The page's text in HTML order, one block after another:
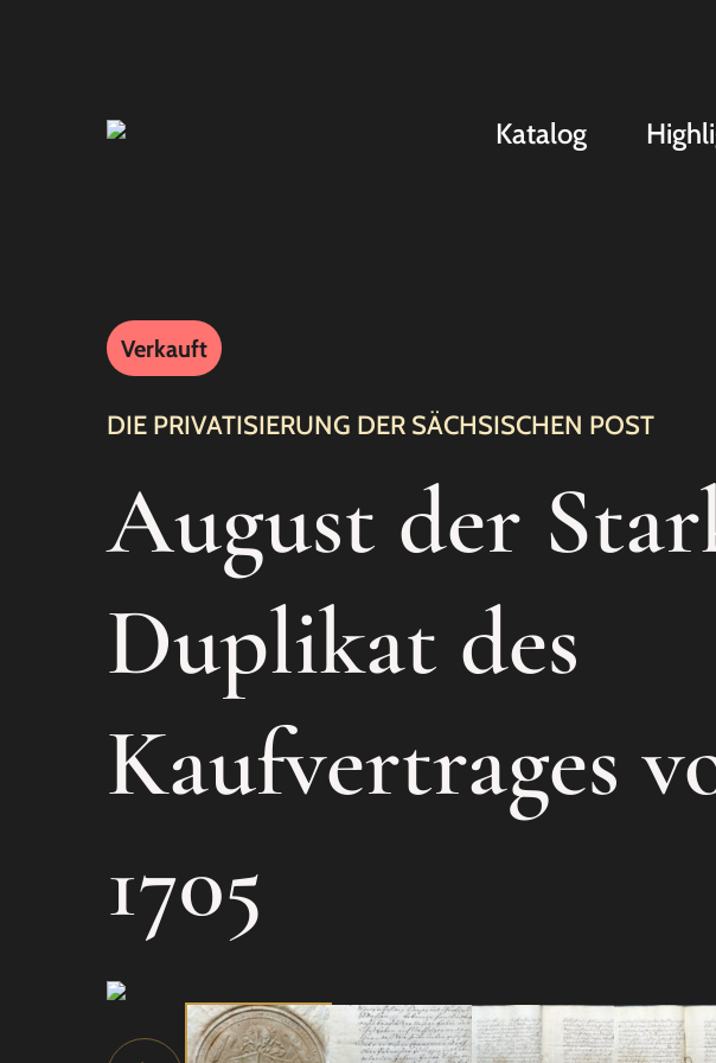
Katalog
Verkauft
DIE PRIVATISIERUNG DER SÄCHSISCHEN POST
August der
Duplikat des
Kaufvertrages
1705